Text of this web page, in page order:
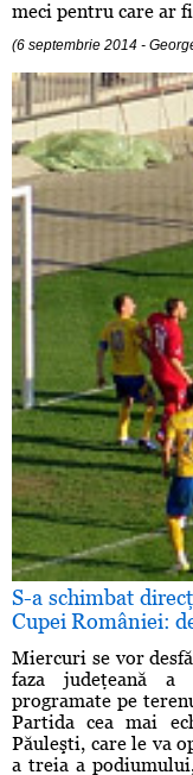
meci pentru care ar
(6 septembrie 2014 -
S-a schimbat
Cupei României:
Miercuri se vor
faza judeţeană a
programate pe
Partida cea mai
Păuleşti, care le va
a treia a